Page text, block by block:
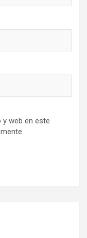
web en este